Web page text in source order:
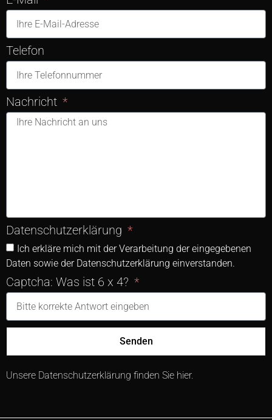
Telefon
Nachricht
Datenschutzerklärung
Ich erkläre mich mit der Verarbeitung der eingegebenen
Daten sowie der Datenschutzerklärung einverstanden.
Captcha: Was ist 6 x 4?
Senden
Unsere Datenschutzerklärung finden Sie hier.